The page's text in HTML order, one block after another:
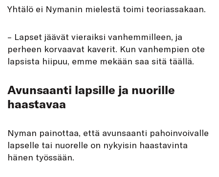
Yhtälö ei Nymanin mielestä toimi teoriassakaan.
– Lapset jäävät vieraiksi vanhemmilleen, ja
perheen korvaavat kaverit. Kun vanhempien ote
lapsista hiipuu, emme mekään saa sitä täällä.
Avunsaanti lapsille ja nuorille
haastavaa
Nyman painottaa, että avunsaanti pahoinvoivalle
lapselle tai nuorelle on nykyisin haastavinta
hänen työssään.